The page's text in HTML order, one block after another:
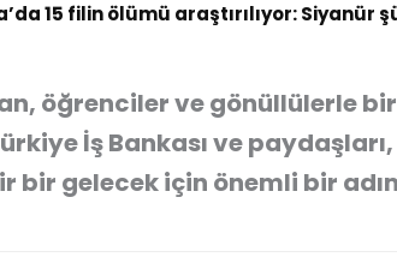
15 filin ölümü araştırılıyor: Siyanür
öğrenciler ve gönüllülerle
İş Bankası ve
bir gelecek için önemli bir